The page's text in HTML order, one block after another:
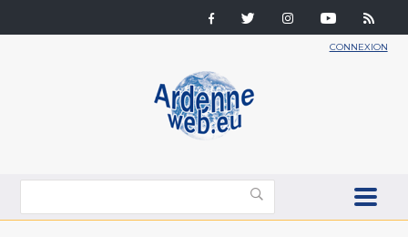
CONNEXION